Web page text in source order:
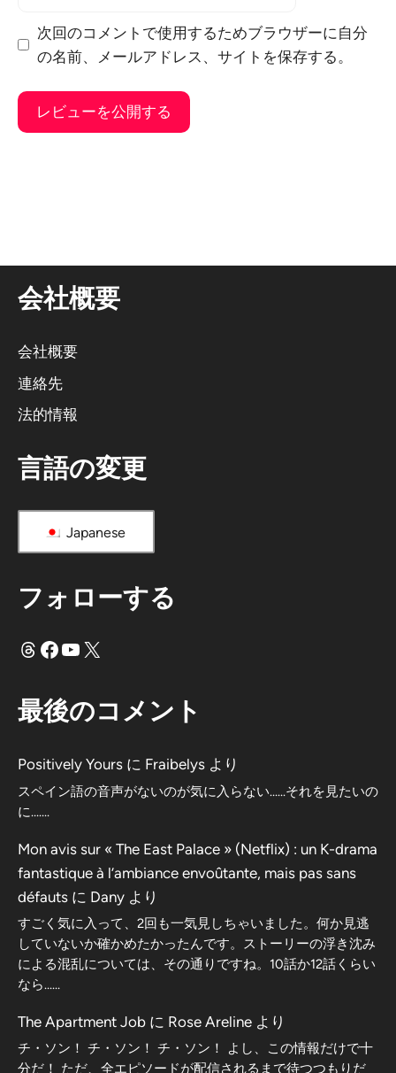
ー
次回のコメントで使用するためブラウザーに自分
の名前、メールアドレス、サイトを保存する。
も
だ
会社概要
会社概要
連絡先
法的情報
言語の変更
Japanese
フォローする
スレッド フェイスブックユーチューブX
最後のコメント
Positively Yours に Fraibelys より
スペイン語の音声がないのが気に入らない……それを見たいの
に…….
Mon avis sur « The East Palace » (Netflix) : un K-drama
fantastique à l’ambiance envoûtante, mais pas sans
défauts に Dany より
すごく気に入って、2回も一気見しちゃいました。何か見逃
していないか確かめたかったんです。ストーリーの浮き沈み
による混乱については、その通りですね。10話か12話くらい
なら……
The Apartment Job に Rose Areline より
チ・ソン！ チ・ソン！ チ・ソン！ よし、この情報だけで十
分だ！ ただ、全エピソードが配信されるまで待つつもりだ